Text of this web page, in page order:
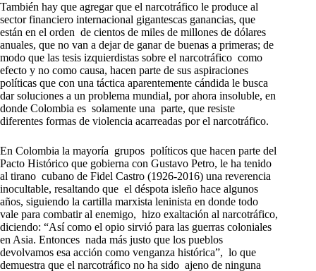
También hay que agregar que el narcotráfico le produce al
sector financiero internacional gigantescas ganancias, que
están en el orden de cientos de miles de millones de dólares
anuales, que no van a dejar de ganar de buenas a primeras; de
modo que las tesis izquierdistas sobre el narcotráfico como
efecto y no como causa, hacen parte de sus aspiraciones
políticas que con una táctica aparentemente cándida le busca
dar soluciones a un problema mundial, por ahora insoluble, en
donde Colombia es solamente una parte, que resiste
diferentes formas de violencia acarreadas por el narcotráfico.
En Colombia la mayoría grupos políticos que hacen parte del
Pacto Histórico que gobierna con Gustavo Petro, le ha tenido
al tirano cubano de Fidel Castro (1926-2016) una reverencia
inocultable, resaltando que el déspota isleño hace algunos
años, siguiendo la cartilla marxista leninista en donde todo
vale para combatir al enemigo, hizo exaltación al narcotráfico,
diciendo: “Así como el opio sirvió para las guerras coloniales
en Asia. Entonces nada más justo que los pueblos
devolvamos esa acción como venganza histórica”, lo que
demuestra que el narcotráfico no ha sido ajeno de ninguna